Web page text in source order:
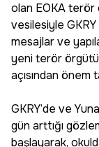
olan EOKA terör
vesilesiyle
mesajlar ve
yeni terör
açısından önem
GKRY’de ve
gün arttığı
başlayarak,